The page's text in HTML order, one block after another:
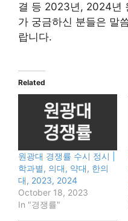
결 등 2023년, 2024년
가 궁금하신 분들은 말
랍니다.
Related
원광대 경쟁률 수시 정시 |
학과별, 의대, 약대, 한의
대, 2023, 2024
October 18, 2023
In "경쟁률"